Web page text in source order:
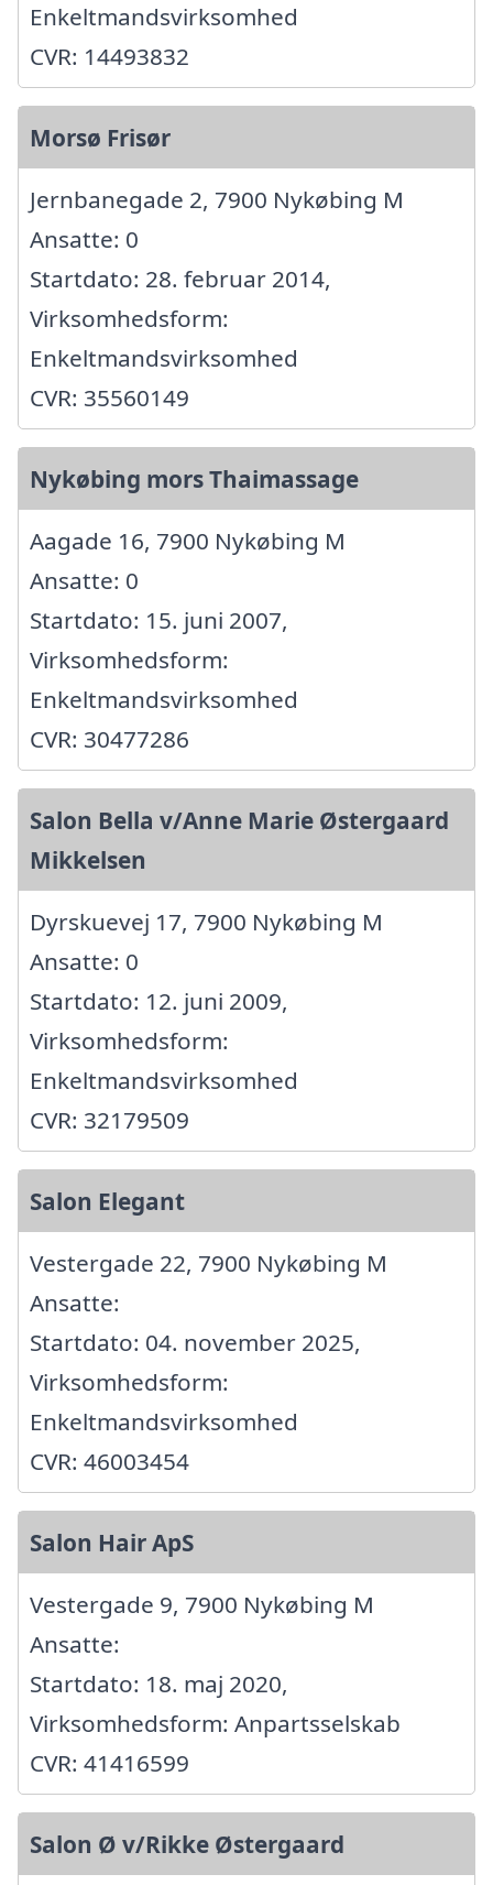
Enkeltmandsvirksomhed
CVR: 14493832
Morsø Frisør
Jernbanegade 2, 7900 Nykøbing M
Ansatte: 0
Startdato: 28. februar 2014,
Virksomhedsform:
Enkeltmandsvirksomhed
CVR: 35560149
Nykøbing mors Thaimassage
Aagade 16, 7900 Nykøbing M
Ansatte: 0
Startdato: 15. juni 2007,
Virksomhedsform:
Enkeltmandsvirksomhed
CVR: 30477286
Salon Bella v/Anne Marie Østergaard
Mikkelsen
Dyrskuevej 17, 7900 Nykøbing M
Ansatte: 0
Startdato: 12. juni 2009,
Virksomhedsform:
Enkeltmandsvirksomhed
CVR: 32179509
Salon Elegant
Vestergade 22, 7900 Nykøbing M
Ansatte:
Startdato: 04. november 2025,
Virksomhedsform:
Enkeltmandsvirksomhed
CVR: 46003454
Salon Hair ApS
Vestergade 9, 7900 Nykøbing M
Ansatte:
Startdato: 18. maj 2020,
Virksomhedsform: Anpartsselskab
CVR: 41416599
Salon Ø v/Rikke Østergaard